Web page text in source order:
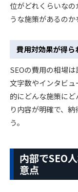
位がどれくらいな
うな施策があるのか
費用対効果が得ら
SEOの費用の相場
文字数やインタビ
的にどんな施策に
り内容が明確で、
う。
内部でSEO
意点